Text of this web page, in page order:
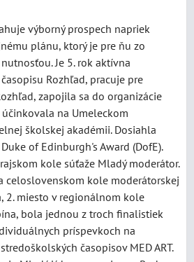
výborný prospech napriek
plánu, ktorý je pre ňu zo
Je 5. rok aktívna
Rozhľad, pracuje pre
zapojila sa do organizácie
na Umeleckom
školskej akadémii. Dosiahla
of Edinburgh's Award (DofE).
kole súťaže Mladý moderátor.
celoslovenskom kole moderátorskej
2. miesto v regionálnom kole
bola jednou z troch finalistiek
príspevkoch na
časopisov MED ART.